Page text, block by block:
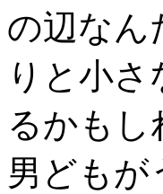
の辺なん
りと小
るかも
男どもが